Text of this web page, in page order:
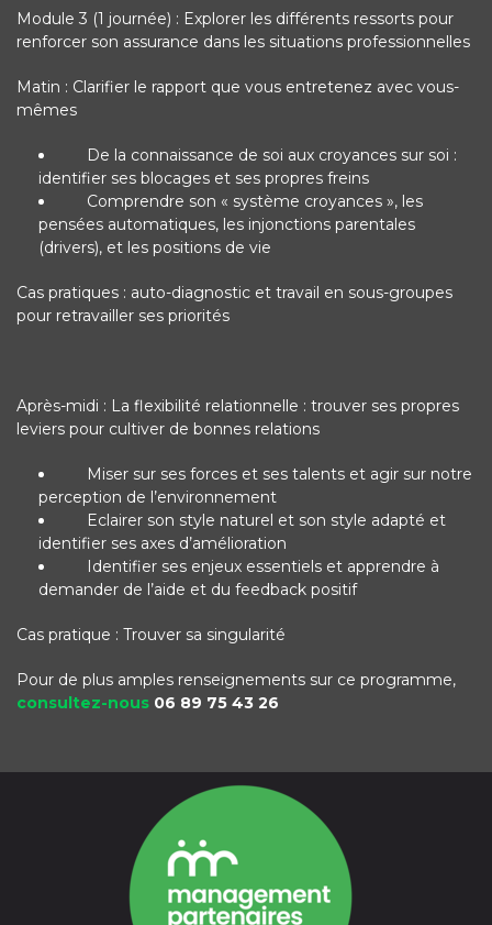
Module 3 (1 journée) : Explorer les différents ressorts pour
renforcer son assurance dans les situations professionnelles
Matin : Clarifier le rapport que vous entretenez avec vous-
mêmes
De la connaissance de soi aux croyances sur soi :
identifier ses blocages et ses propres freins
Comprendre son « système croyances », les
pensées automatiques, les injonctions parentales
(drivers), et les positions de vie
Cas pratiques : auto-diagnostic et travail en sous-groupes
pour retravailler ses priorités
Après-midi : La flexibilité relationnelle : trouver ses propres
leviers pour cultiver de bonnes relations
Miser sur ses forces et ses talents et agir sur notre
perception de l’environnement
Eclairer son style naturel et son style adapté et
identifier ses axes d’amélioration
Identifier ses enjeux essentiels et apprendre à
demander de l’aide et du feedback positif
Cas pratique : Trouver sa singularité
Pour de plus amples renseignements sur ce programme,
consultez-nous 06 89 75 43 26